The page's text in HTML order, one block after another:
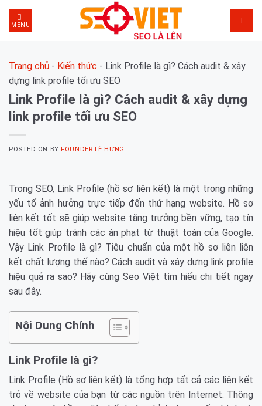
Skip
content
MENU
Trang chủ - Kiến thức - Link Profile là gì? Cách audit & xây
dựng link profile tối ưu SEO
Link Profile là gì? Cách audit & xây dựng
link profile tối ưu SEO
POSTED ON BYFOUNDER LÊ HƯNG
Trong SEO, Link Profile (hồ sơ liên kết) là một trong những
yếu tố ảnh hưởng trực tiếp đến thứ hạng website. Hồ sơ
liên kết tốt sẽ giúp website tăng trưởng bền vững, tạo tín
hiệu tốt giúp tránh các án phạt từ thuật toán của Google.
Vậy Link Profile là gì? Tiêu chuẩn của một hồ sơ liên liên
kết chất lượng thế nào? Cách audit và xây dựng link profile
hiệu quả ra sao? Hãy cùng Seo Việt tìm hiểu chi tiết ngay
sau đây.
Nội Dung Chính
Link Profile là gì?
Link Profile (Hồ sơ liên kết) là tổng hợp tất cả các liên kết
trỏ về website của bạn từ các nguồn trên Internet. Thông